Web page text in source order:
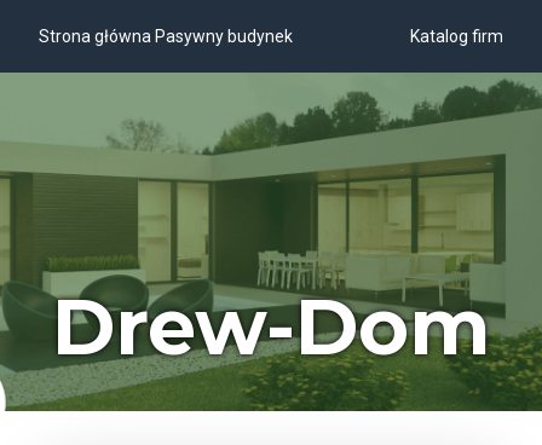
Strona główna Pasywny budynek Katalog firm
Drew-Dom